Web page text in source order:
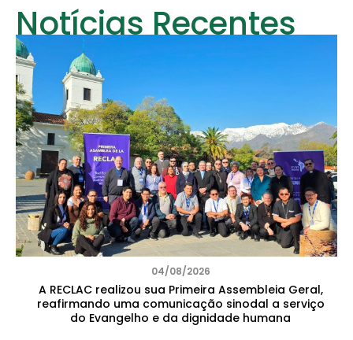
Notícias Recentes
04/08/2026
A RECLAC realizou sua Primeira Assembleia Geral,
reafirmando uma comunicação sinodal a serviço
do Evangelho e da dignidade humana